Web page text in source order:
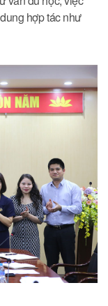
hợp tác như